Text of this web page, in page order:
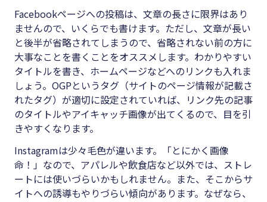
Facebookページへの投稿は、文章の長さに限界はあり
ませんので、いくらでも書けます。ただし、文章が長い
と後半が省略されてしまうので、省略されない前の方に
大事なことを書くことをオススメします。わかりやすい
タイトルを書き、ホームページなどへのリンクも入れま
しょう。OGPというタグ（サイトのページ情報が記載さ
れたタグ）が適切に設定されていれば、リンク先の記事
のタイトルやアイキャッチ画像が出てくるので、目を引
きやすくなります。
Instagramは少々毛色が違います。「とにかく画像
命！」なので、アパレルや飲食店など以外では、ストレ
ートには使いづらいかもしれません。また、そこからサ
イトへの誘導もやりづらい傾向があります。なぜなら、